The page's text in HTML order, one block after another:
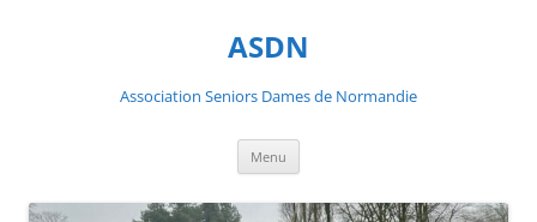
ASDN
Association Seniors Dames de Normandie
Menu